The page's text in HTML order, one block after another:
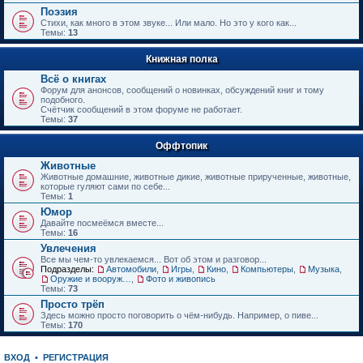
е
н
и
ю
Поэзия
Стихи, как много в этом звуке... Или мало. Но это у кого как...
Темы: 13
Книжная полка
Всё о книгах
Форум для анонсов, сообщений о новинках, обсуждений книг и тому
подобного.
Счётчик сообщений в этом форуме не работает.
Темы: 37
Оффтопик
Животные
Животные домашние, животные дикие, животные прирученные, животные,
которые гуляют сами по себе...
Темы: 1
Юмор
Давайте посмеёмся вместе...
Темы: 16
Увлечения
Все мы чем-то увлекаемся... Вот об этом и разговор...
Подразделы:
Автомобили Игры Кино Компьютеры Музыка
Фото и живопись
Темы: 73
Просто трёп
Здесь можно просто поговорить о чём-нибудь. Например, о пиве...
Темы: 170
ВХОД • РЕГИСТРАЦИЯ